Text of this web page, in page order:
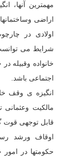
مهمترین آنها،
اراضی
اولادی در
شرایط می
خانواده وقبیله
اجتماعی باشد.
انگیزه ی وقف
قابل توجهی قوت
اوقاف ورشد
حکومتها در